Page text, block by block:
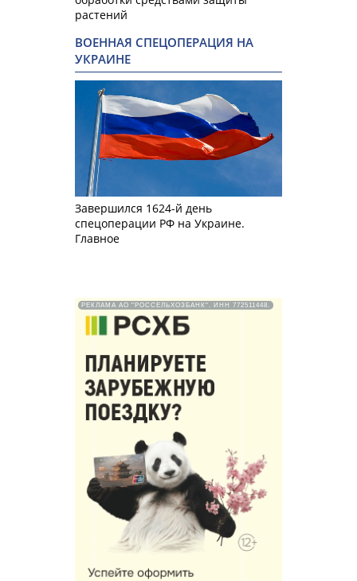
растений
ВОЕННАЯ СПЕЦОПЕРАЦИЯ НА
УКРАИНЕ
Завершился 1624-й день
спецоперации РФ на Украине.
Главное
РЕКЛАМА АО "РОССЕЛЬХОЗБАНК". ИНН 772511448.